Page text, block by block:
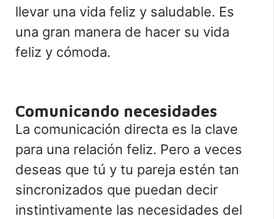
llevar una vida feliz y saludable. Es
una gran manera de hacer su vida
feliz y cómoda.
Comunicando necesidades
La comunicación directa es la clave
para una relación feliz. Pero a veces
deseas que tú y tu pareja estén tan
sincronizados que puedan decir
instintivamente las necesidades del